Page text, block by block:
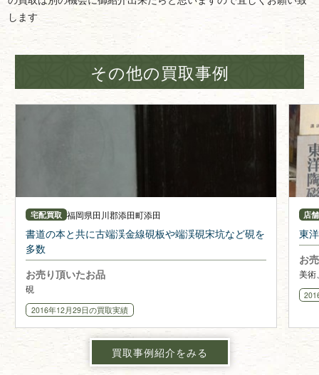
します
その他の買取事例
宅配買取 福岡県田川郡添田町添田
書道の本と共に古端渓金線硯板や端渓硯宋坑など硯を
多数
お売り頂いたお品
硯
2016年12月29日の買取実績
店
東
お
美術
買取事例紹介をみる